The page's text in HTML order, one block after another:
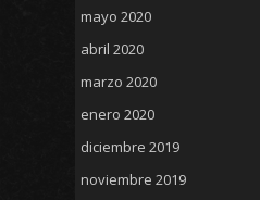
mayo 2020
abril 2020
marzo 2020
enero 2020
diciembre 2019
noviembre 2019